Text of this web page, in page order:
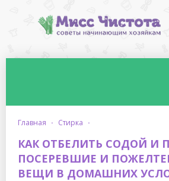
главная · стирка ·
КАК ОТБЕЛИТЬ СОДОЙ И
ПОСЕРЕВШИЕ И
ВЕЩИ В ДОМАШНИХ